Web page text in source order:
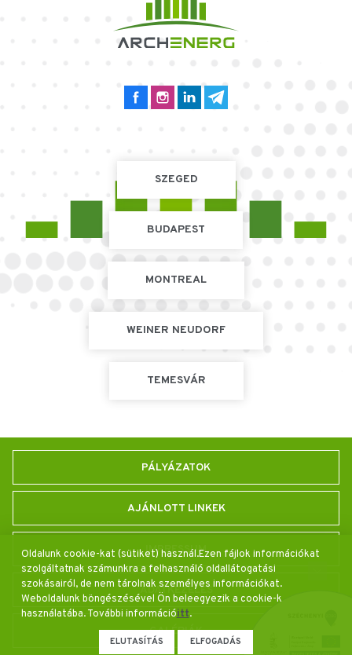
Oldalunk cookie-kat (sütiket) használ.Ezen fájlok információkat
szolgáltatnak számunkra a felhasználó oldallátogatási
szokásairól, de nem tárolnak személyes információkat.
Weboldalunk böngészésével Ön beleegyezik a cookie-k
használatába. További információitt.
ELUTASÍTÁS ELFOGADÁS
SZEGED
BUDAPEST
MONTREAL
WEINER NEUDORF
TEMESVÁR
PÁLYÁZATOK
AJÁNLOTT LINKEK
IMPRESSUM
ADATKEZELÉS
GALÉRIÁK